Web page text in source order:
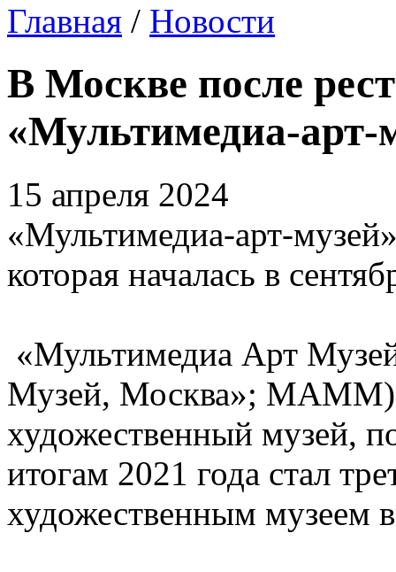
Главная / Новости
В Москве после
«Мультимедиа-арт-
15 апреля 2024
«Мультимедиа-арт-
которая началась в
«Мультимедиа Арт
Музей, Москва»; МАММ)
художественный музей,
итогам 2021 года стал
художественным музеем